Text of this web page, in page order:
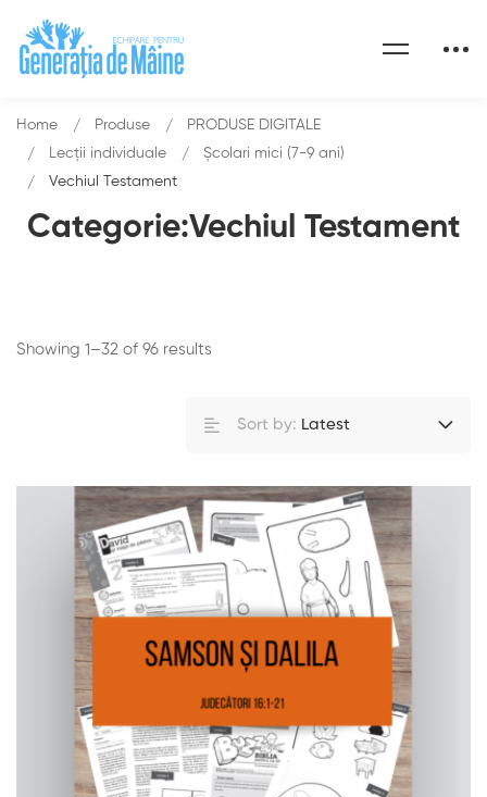
Categorie:Vechiul Testament
Home Produse
PRODUSE DIGITALE
Lecții individuale
Școlari mici (7-9 ani)
Vechiul Testament
Showing 1–32 of 96 results
Sort by: Latest